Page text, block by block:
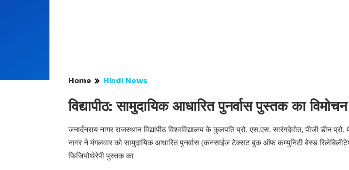
Home Hindi News
विद्यापीठ: सामुदायिक आधारित पुनर्वास पुस्तक का विमोचन
जनार्दनराय नागर राजस्थान विद्यापीठ विश्वविद्यालय के कुलपति प्रो. एस.एस. सारंगदेवोत, पीजी डीन
नागर ने मंगलवार को सामुदायिक आधारित पुनर्वास (कनसाईज टेक्सट बुक ऑफ कम्युनिटी बेस्ड
फिजियोथेरेपी पुस्तक का